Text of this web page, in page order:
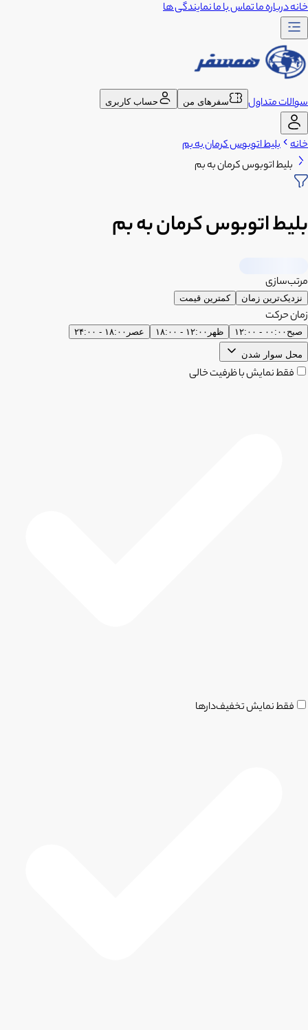
خانهدرباره ماتماس با مانمایندگی ها
سوالات متداول سفرهای من حساب کاربری
خانه بلیط اتوبوس کرمان به بم
بلیط اتوبوس کرمان به بم
بلیط اتوبوس کرمان به بم
مرتب‌سازی
نزدیک‌ترین زمان کمترین قیمت
زمان حرکت
صبح ۰۰:۰۰ - ۱۲:۰۰ ظهر ۱۲:۰۰ - ۱۸:۰۰ عصر ۱۸:۰۰ - ۲۴:۰۰
محل سوار شدن
فقط نمایش با ظرفیت خالی
فقط نمایش تخفیف‌دارها